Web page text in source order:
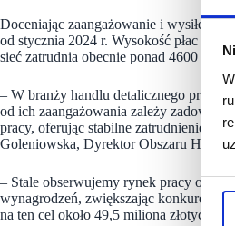
Doceniając zaangażowanie i wysiłek
od stycznia 2024 r. Wysokość płac
sieć zatrudnia obecnie ponad 4600
– W branży handlu detalicznego
od ich zaangażowania zależy
pracy, oferując stabilne zatrudnienie,
Goleniowska, Dyrektor Obszaru HR
– Stale obserwujemy rynek pracy oraz
wynagrodzeń, zwiększając
na ten cel około 49,5 miliona złotych –